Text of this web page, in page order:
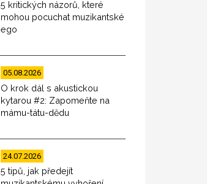
5 kritických názorů, které
mohou pocuchat muzikantské
ego
05.08.2026
O krok dál s akustickou
kytarou #2: Zapomeňte na
mámu-tátu-dědu
24.07.2026
5 tipů, jak předejít